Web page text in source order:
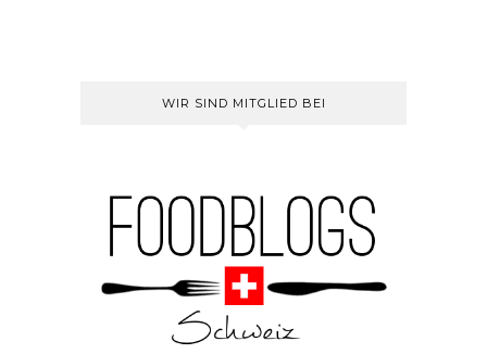
WIR SIND MITGLIED BEI